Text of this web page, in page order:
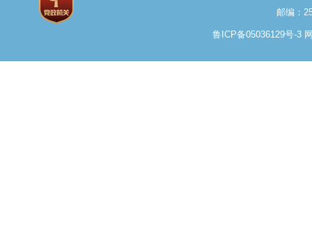
邮编：
鲁ICP备05036129号-3